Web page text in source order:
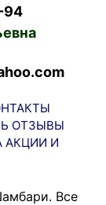
94
ОТЗЫВЫ
АКЦИИ И
Все